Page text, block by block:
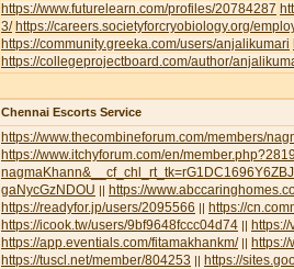
https://www.futurelearn.com/profiles/20784287
3/ https://careers.societyforcryobiology.org/
https://community.greeka.com/users/anjalikumari
https://collegeprojectboard.com/author/
Chennai Escorts Service
https://www.thecombineforum.com/members/
https://www.itchyforum.com/en/
gaNycGzNDOU || https://
https://readyfor.jp/users/2095566 || https://
https://icook.tw/users/9bf9648fccc04d74 ||
https://app.eventials.com/fitamakhankm/||
https://tuscl.net/member/804253 || https://